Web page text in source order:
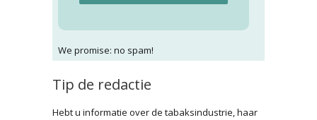
We promise: no spam!
Tip de redactie
Hebt u informatie over de tabaksindustrie, haar